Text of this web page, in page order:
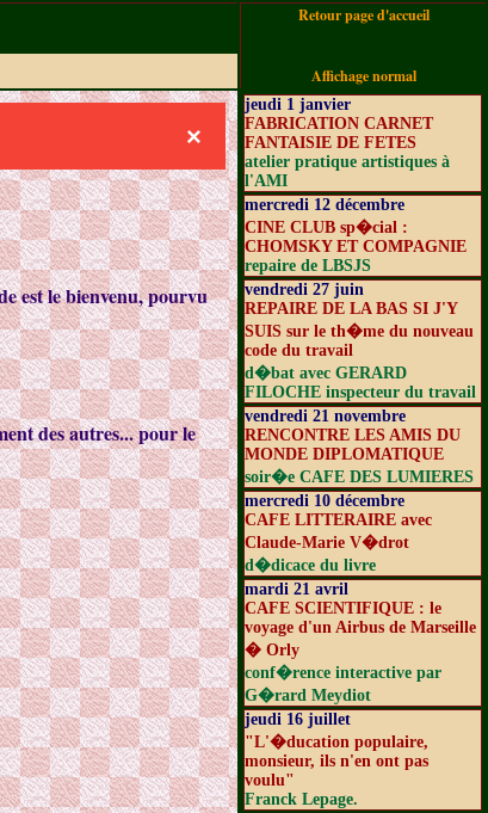
Retour page d'accueil
Affichage normal
×
est le bienvenu, pourvu
des autres... pour le
jeudi 1 janvier
FABRICATION CARNET
FANTAISIE DE FETES
atelier pratique artistiques à
l'AMI
mercredi 12 décembre
CINE CLUB sp�cial :
CHOMSKY ET COMPAGNIE
repaire de LBSJS
vendredi 27 juin
REPAIRE DE LA BAS SI J'Y
SUIS sur le th�me du nouveau
code du travail
d�bat avec GERARD
FILOCHE inspecteur du travail
vendredi 21 novembre
RENCONTRE LES AMIS DU
MONDE DIPLOMATIQUE
soir�e CAFE DES LUMIERES
mercredi 10 décembre
CAFE LITTERAIRE avec
Claude-Marie V�drot
d�dicace du livre
mardi 21 avril
CAFE SCIENTIFIQUE : le
voyage d'un Airbus de Marseille
� Orly
conf�rence interactive par
G�rard Meydiot
jeudi 16 juillet
"L'�ducation populaire,
monsieur, ils n'en ont pas
voulu"
Franck Lepage.